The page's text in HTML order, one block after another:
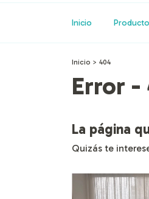
Inicio
Inicio > 404
Error -
La página
Quizás te